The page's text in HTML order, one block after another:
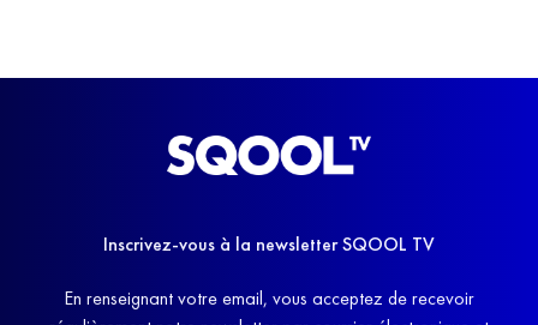
Inscrivez-vous à la newsletter SQOOL TV
En renseignant votre email, vous acceptez de recevoir